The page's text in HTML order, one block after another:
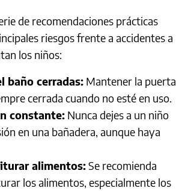
de recomendaciones prácticas
riesgos frente a accidentes a
los niños:
baño cerradas: Mantener la puerta
cerrada cuando no esté en uso.
constante: Nunca dejes a un niño
en una bañadera, aunque haya
alimentos:Se recomienda
los alimentos, especialmente los